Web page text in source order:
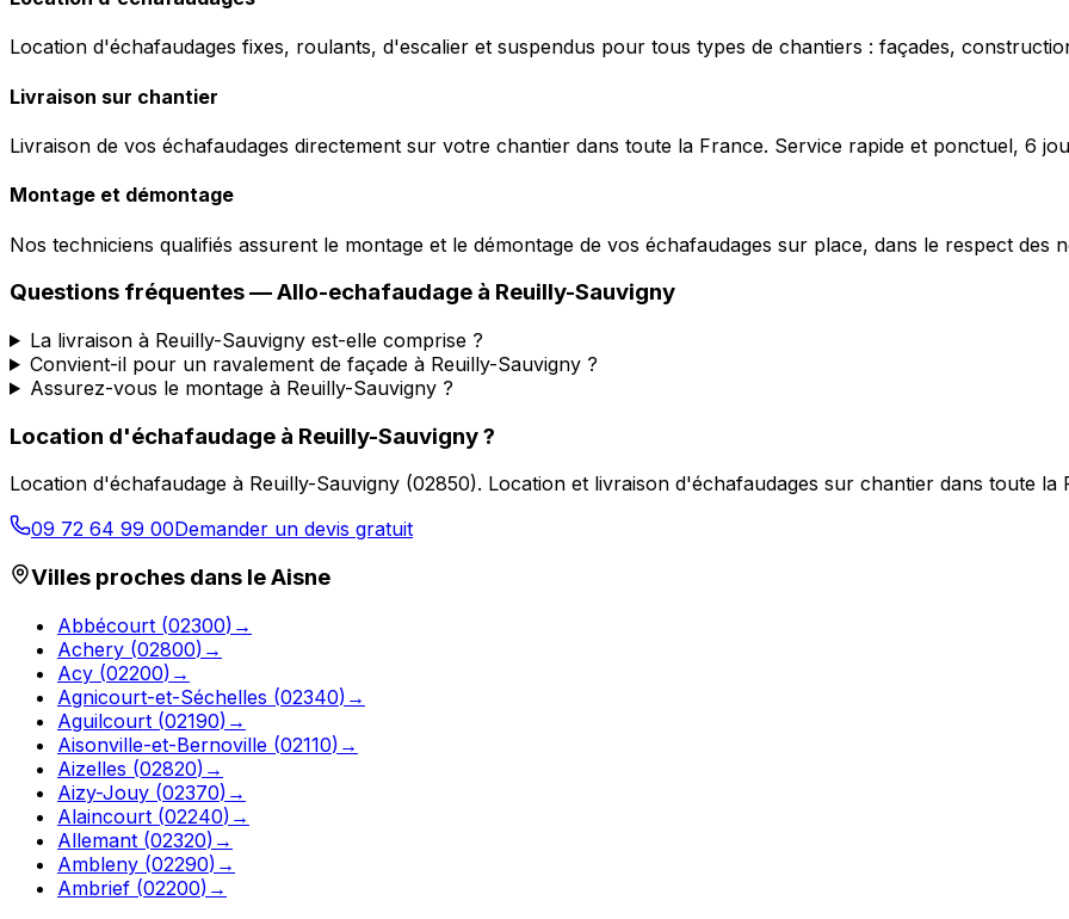
Location d'échafaudages fixes, roulants, d'escalier et suspendus pour tous types de chantiers : façades,
Livraison sur chantier
Livraison de vos échafaudages directement sur votre chantier dans toute la France. Service rapide et ponctuel, 6
Montage et démontage
Nos techniciens qualifiés assurent le montage et le démontage de vos échafaudages sur place, dans le respect des
Questions fréquentes —Allo-echafaudage à Reuilly-Sauvigny
La livraison à Reuilly-Sauvigny est-elle comprise ?
Convient-il pour un ravalement de façade à Reuilly-Sauvigny ?
Assurez-vous le montage à Reuilly-Sauvigny ?
Location d'échafaudage à Reuilly-Sauvigny?
Location d'échafaudage à Reuilly-Sauvigny (02850). Location et livraison d'échafaudages sur chantier dans toute la
09 72 64 99 00Demander un devis gratuit
Villes proches dans leAisne
Abbécourt (02300) →
Achery (02800) →
Acy (02200) →
Agnicourt-et-Séchelles (02340) →
Aguilcourt (02190) →
Aisonville-et-Bernoville (02110) →
Aizelles (02820) →
Aizy-Jouy (02370) →
Alaincourt (02240) →
Allemant (02320) →
Ambleny (02290) →
Ambrief (02200) →